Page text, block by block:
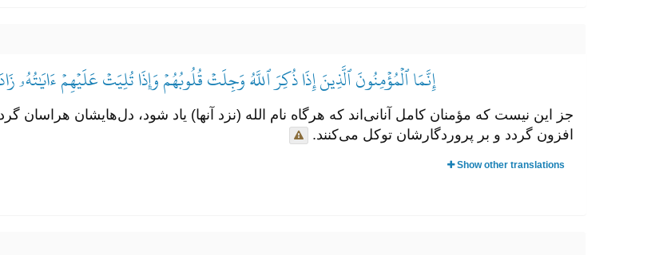
إِنَّمَا ٱلۡمُؤۡمِنُونَ ٱلَّذِينَ إِذَا ذُكِرَ ٱللَّهُ وَجِلَتۡ قُلُوبُهُمۡ وَإِذَا تُلِيَتۡ عَلَيۡهِمۡ ءَايَٰتُهُۥ
جز این نیست که مؤمنان کامل آنانی‌اند که هرگاه نام الله (نزد آنها) یاد شود، دل‌هایشان هراسان
افزون گردد و بر پروردگارشان توکل می‌کنند.
Show other translations